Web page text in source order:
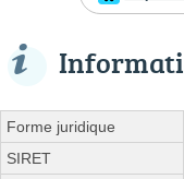
Forme juridique
SIRET